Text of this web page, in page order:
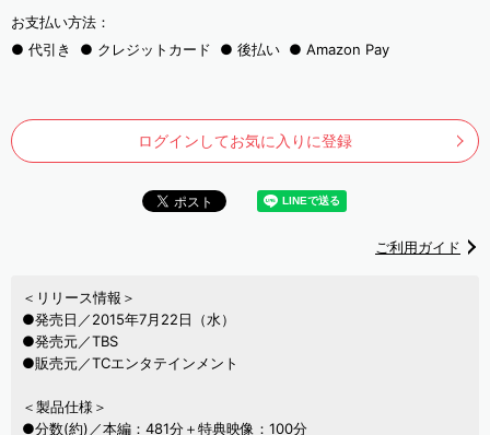
お支払い方法：
代引き
クレジットカード 後払い Amazon Pay
ログインしてお気に入りに登録
ご利用ガイド
＜リリース情報＞
●発売日／2015年7月22日（水）
●発売元／TBS
●販売元／TCエンタテインメント
＜製品仕様＞
●分数(約)／本編：481分＋特典映像：100分